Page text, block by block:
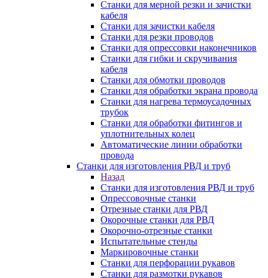
Станки для мерной резки и зачистки
кабеля
Станки для зачистки кабеля
Станки для резки проводов
Станки для опрессовки наконечников
Станки для гибки и скручивания
кабеля
Станки для обмотки проводов
Станки для обработки экрана провода
Станки для нагрева термоусадочных
трубок
Станки для обработки фитингов и
уплотнительных колец
Автоматические линии обработки
провода
Станки для изготовления РВД и труб
Назад
Станки для изготовления РВД и труб
Опрессовочные станки
Отрезные станки для РВД
Окорочные станки для РВД
Окорочно-отрезные станки
Испытательные стенды
Маркировочные станки
Станки для перфорации рукавов
Станки для размотки рукавов